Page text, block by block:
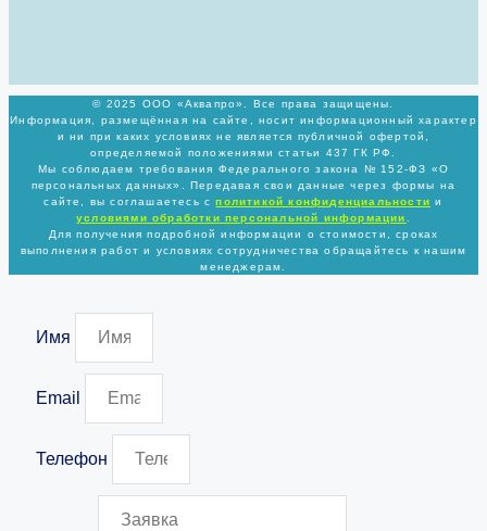
© 2025 ООО «Аквапро». Все права защищены.
Информация, размещённая на сайте, носит информационный характер
и ни при каких условиях не является публичной офертой,
определяемой положениями статьи 437 ГК РФ.
Мы соблюдаем требования Федерального закона № 152-ФЗ «О
персональных данных». Передавая свои данные через формы на
сайте, вы соглашаетесь сполитикойконфиденциальности и
условиями обработки персональной информации
Для получения подробной информации о стоимости, сроках
выполнения работ и условиях сотрудничества обращайтесь к нашим
менеджерам.
Имя
Email
Телефон